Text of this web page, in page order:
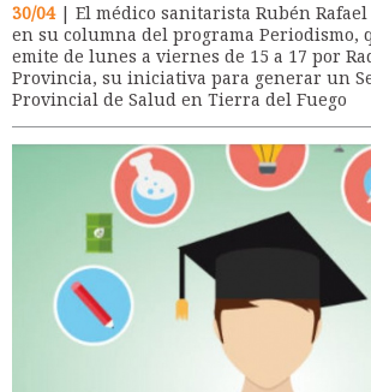
30/04| El médico sanitarista Rubén Rafael
en su columna del programa Periodismo,
emite de lunes a viernes de 15 a 17 por
Provincia, su iniciativa para generar un
Provincial de Salud en Tierra del Fuego